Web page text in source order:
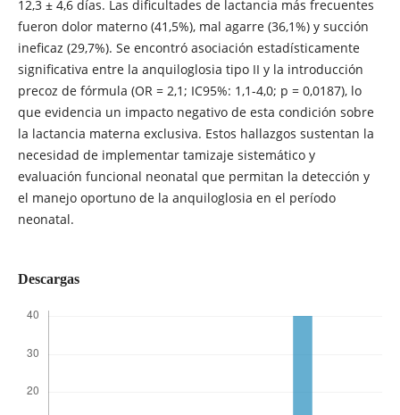
12,3 ± 4,6 días. Las dificultades de lactancia más frecuentes
fueron dolor materno (41,5%), mal agarre (36,1%) y succión
ineficaz (29,7%). Se encontró asociación estadísticamente
significativa entre la anquiloglosia tipo II y la introducción
precoz de fórmula (OR = 2,1; IC95%: 1,1-4,0; p = 0,0187), lo
que evidencia un impacto negativo de esta condición sobre
la lactancia materna exclusiva. Estos hallazgos sustentan la
necesidad de implementar tamizaje sistemático y
evaluación funcional neonatal que permitan la detección y
el manejo oportuno de la anquiloglosia en el período
neonatal.
Descargas